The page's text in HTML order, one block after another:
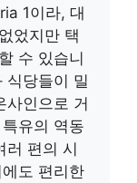
1이라, 대
었지만 택
수 있습니
식당들이 밀
사인으로 거
유의 역동
러 편의 시
도 편리한